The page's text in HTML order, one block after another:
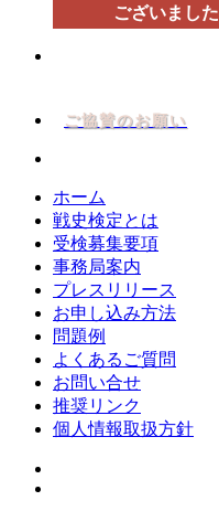
ございました
ご協賛のお願い
ホーム
戦史検定とは
受検募集要項
事務局案内
プレスリリース
お申し込み方法
問題例
よくあるご質問
お問い合せ
推奨リンク
個人情報取扱方針